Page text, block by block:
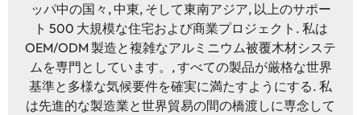
ッパ中の国々, 中東, そして東南アジア, 以上のサポー
ト 500 大規模な住宅および商業プロジェクト. 私は
OEM/ODM 製造と複雑なアルミニウム被覆木材システ
ムを専門としています。, すべての製品が厳格な世界
基準と多様な気候要件を確実に満たすようにする. 私
は先進的な製造業と世界貿易の間の橋渡しに専念して